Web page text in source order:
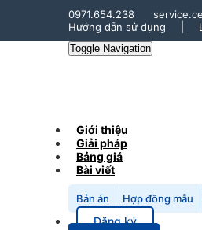
0971.654.238
Hướng dẫn sử dụng
Toggle Navigation
Giới thiệu
Giải pháp
Bảng giá
Bài viết
Bản án Hợp đồng mẫu
Đăng ký